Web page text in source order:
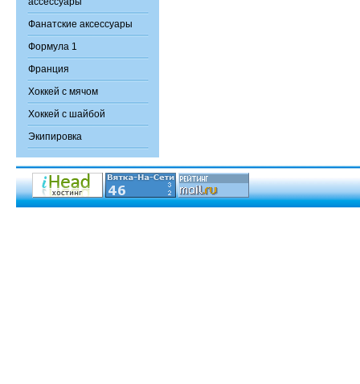
Фанатские аксессуары
Формула 1
Франция
Хоккей с мячом
Хоккей с шайбой
Экипировка